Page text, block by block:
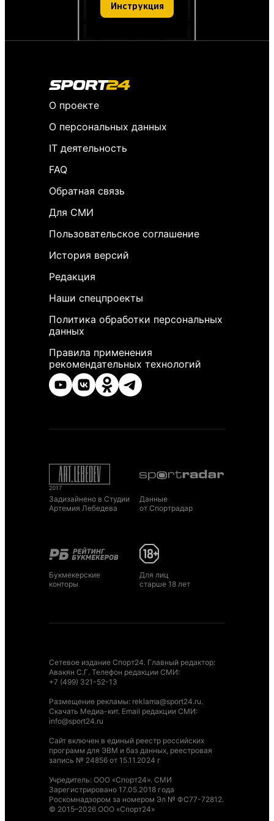
Инструкция
О проекте
О персональных данных
IT деятельность
FAQ
Обратная связь
Для СМИ
Пользовательское соглашение
История версий
Редакция
Наши спецпроекты
Политика обработки персональных
данных
Правила применения
рекомендательных технологий
Задизайнено в Студии
Артемия Лебедева
Данные
от Спортрадар
Букмекерские
конторы
Для лиц
старше 18 лет
Сетевое издание Спорт24. Главный редактор:
Авакян С.Г. Телефон редакции СМИ:
+7 (499) 321-52-13
Размещение рекламы: reklama@sport24.ru.
Скачать Медиа-кит. Email редакции СМИ:
info@sport24.ru
Сайт включен в единый реестр российских
программ для ЭВМ и баз данных, реестровая
запись № 24856 от 15.11.2024 г
Учредитель: ООО «Спорт24». СМИ
Зарегистрировано 17.05.2018 года
Роскомнадзором за номером Эл № ФС77-72812.
© 2015–2026 ООО «Спорт24»